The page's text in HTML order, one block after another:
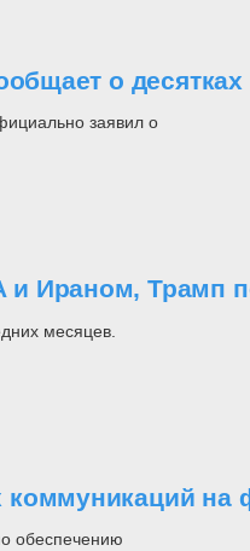
о
заявил о
Трамп
месяцев.
на
обеспечению